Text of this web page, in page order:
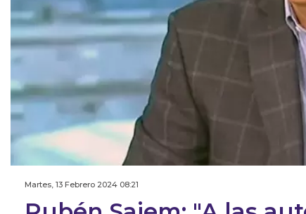
Martes, 13 Febrero 2024 08:21